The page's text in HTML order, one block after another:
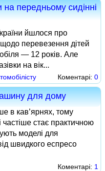
на передньому сидінні
йшлося про
перевезення дітей
— 12 років. Але
на вік...
Коментарі: 0
для дому
в кав’ярнях, тому
стає практичною
моделі для
швидкого еспресо
Коментарі: 1